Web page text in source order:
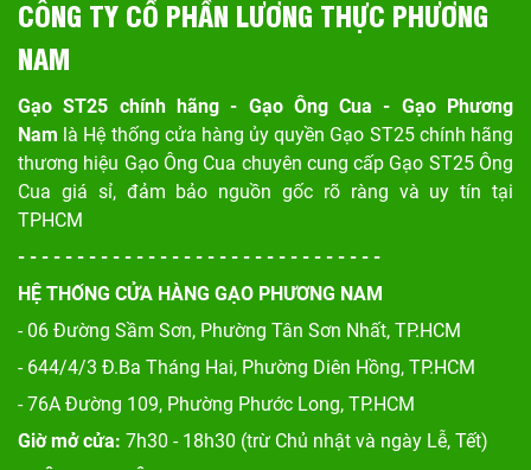
CÔNG TY CỔ PHẦN LƯƠNG THỰC PHƯƠNG
NAM
Gạo ST25 chính hãng - Gạo Ông Cua - Gạo Phương
Nam là Hệ thống cửa hàng ủy quyền Gạo ST25 chính hãng
thương hiệu Gạo Ông Cua chuyên cung cấp Gạo ST25 Ông
Cua giá sỉ, đảm bảo nguồn gốc rõ ràng và uy tín tại
TPHCM
- - - - - - - - - - - - - - - - - - - - - - - - - - - - - - -
HỆ THỐNG CỬA HÀNG GẠO PHƯƠNG NAM
- 06 Đường Sầm Sơn, Phường Tân Sơn Nhất, TP.HCM
- 644/4/3 Đ.Ba Tháng Hai, Phường Diên Hồng, TP.HCM
- 76A Đường 109, Phường Phước Long, TP.HCM
Giờ mở cửa: 7h30 - 18h30 (trừ Chủ nhật và ngày Lễ, Tết)